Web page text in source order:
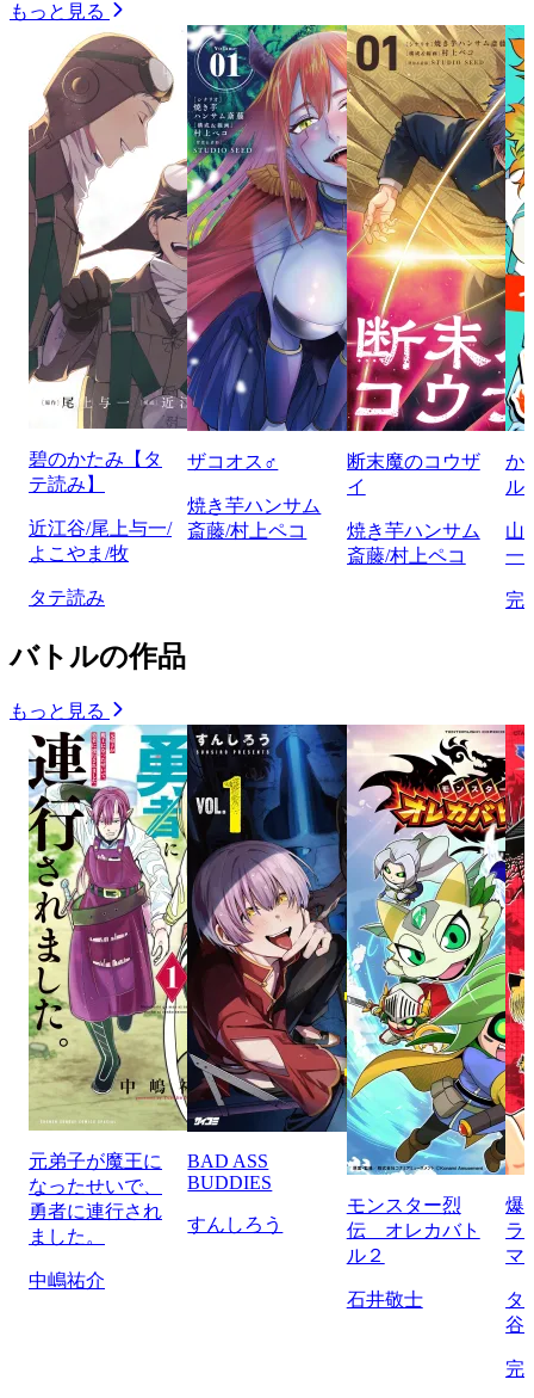
もっと見る
碧のかたみ【タ
テ読み】
近江谷/尾上与一/
よこやま/牧
タテ読み
ザコオス♂
焼き芋ハンサム
斎藤/村上ペコ
断末魔のコウザ
イ
焼き芋ハンサム
斎藤/村上ペコ
か
ル
山
一/
完
バトルの作品
もっと見る
元弟子が魔王に
なったせいで、
勇者に連行され
ました。
中嶋祐介
BAD ASS
BUDDIES
すんしろう
モンスター烈
伝 オレカバト
ル２
石井敬士
爆
ラ
マ
タ
谷
完